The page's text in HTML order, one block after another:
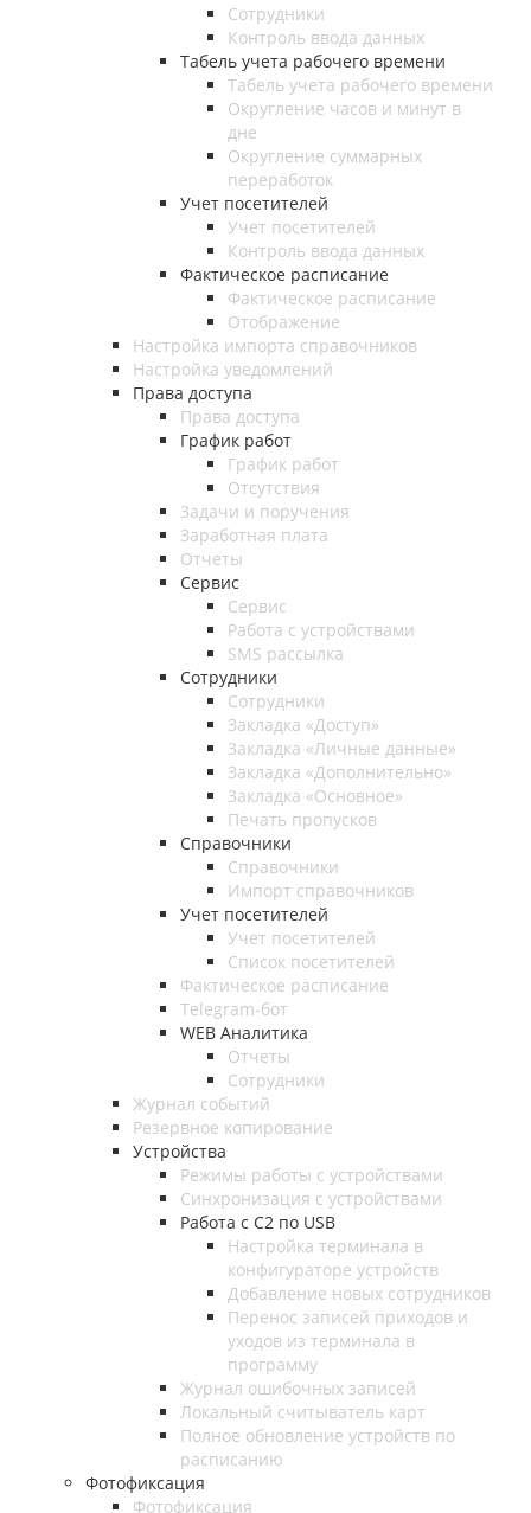
Сотрудники
Контроль ввода данных
Табель учета рабочего времени
Табель учета рабочего времени
Округление часов и минут в
дне
Округление суммарных
переработок
Учет посетителей
Учет посетителей
Контроль ввода данных
Фактическое расписание
Фактическое расписание
Отображение
Настройка импорта справочников
Настройка уведомлений
Права доступа
Права доступа
График работ
График работ
Отсутствия
Задачи и поручения
Заработная плата
Отчеты
Сервис
Сервис
Работа с устройствами
SMS рассылка
Сотрудники
Сотрудники
Закладка «Доступ»
Закладка «Личные данные»
Закладка «Дополнительно»
Закладка «Основное»
Печать пропусков
Справочники
Справочники
Импорт справочников
Учет посетителей
Учет посетителей
Список посетителей
Фактическое расписание
Telegram-бот
WEB Аналитика
Отчеты
Сотрудники
Журнал событий
Резервное копирование
Устройства
Режимы работы с устройствами
Синхронизация с устройствами
Работа с C2 по USB
Настройка терминала в
конфигураторе устройств
Добавление новых сотрудников
Перенос записей приходов и
уходов из терминала в
программу
Журнал ошибочных записей
Локальный считыватель карт
Полное обновление устройств по
расписанию
Фотофиксация
Фотофиксация